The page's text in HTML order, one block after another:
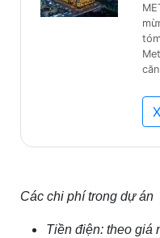
Các chi phí trong dự án
Tiền điện: theo giá